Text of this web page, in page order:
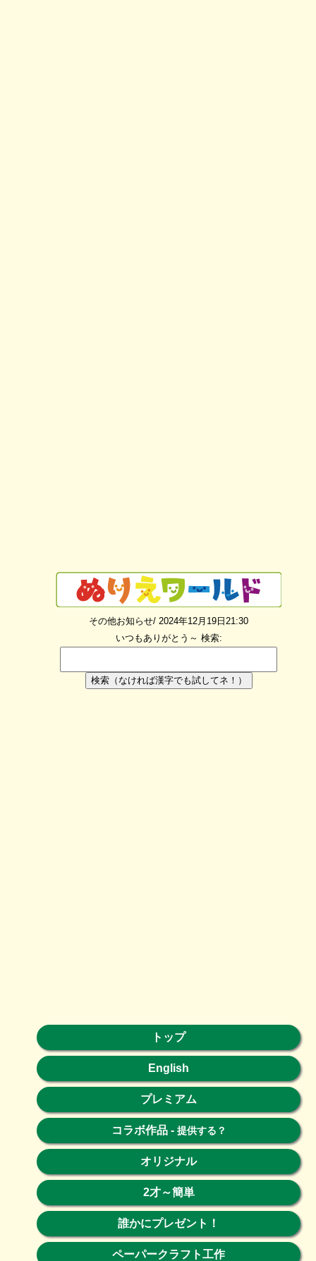
その他お知らせ/ 2024年12月19日21:30
いつもありがとう～ 検索:
検索（なければ漢字でも試してネ！）
トップ
English
プレミアム
コラボ作品- 提供する？
オリジナル
2才～簡単
誰かにプレゼント！
ペーパークラフト工作